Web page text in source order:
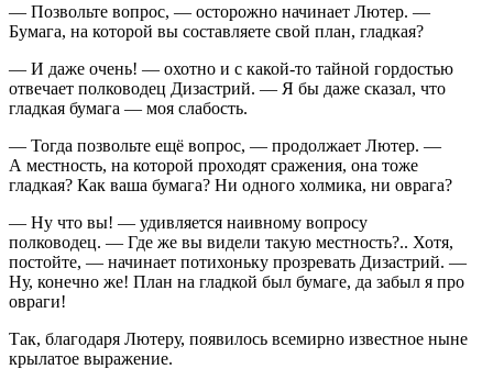
— Позвольте вопрос, — осторожно начинает Лютер. —
Бумага, на которой вы составляете свой план, гладкая?
— И даже очень! — охотно и с какой-то тайной гордостью
отвечает полководец Дизастрий. — Я бы даже сказал, что
гладкая бумага — моя слабость.
— Тогда позвольте ещё вопрос, — продолжает Лютер. —
А местность, на которой проходят сражения, она тоже
гладкая? Как ваша бумага? Ни одного холмика, ни оврага?
— Ну что вы! — удивляется наивному вопросу
полководец. — Где же вы видели такую местность?.. Хотя,
постойте, — начинает потихоньку прозревать Дизастрий. —
Ну, конечно же! План на гладкой был бумаге, да забыл я про
овраги!
Так, благодаря Лютеру, появилось всемирно известное ныне
крылатое выражение.